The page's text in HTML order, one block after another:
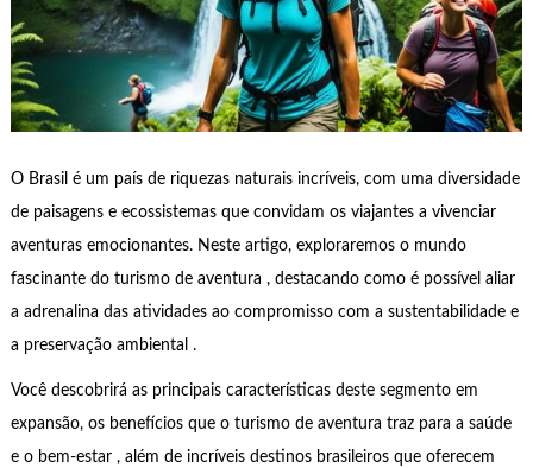
O Brasil é um país de riquezas naturais incríveis, com uma diversidade
de paisagens e ecossistemas que convidam os viajantes a vivenciar
aventuras emocionantes. Neste artigo, exploraremos o mundo
fascinante do turismo de aventura , destacando como é possível aliar
a adrenalina das atividades ao compromisso com a sustentabilidade e
a preservação ambiental .
Você descobrirá as principais características deste segmento em
expansão, os benefícios que o turismo de aventura traz para a saúde
e o bem-estar , além de incríveis destinos brasileiros que oferecem